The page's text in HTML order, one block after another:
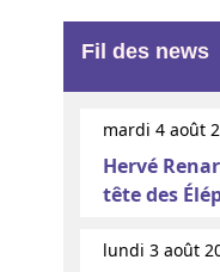
Fil des news
mardi 4 août
Hervé
tête des
lundi 3 août